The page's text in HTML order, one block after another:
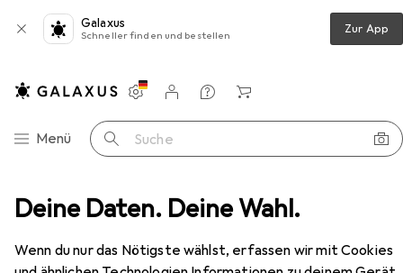
Deine Daten. Deine Wahl.
Wenn du nur das Nötigste wählst, erfassen wir mit Cookies
Galaxus
Schneller finden und bestellen Zur App
Navigation nach Kategorien
Menü Suche
Einstellungen
Kundenkonto
Vergleichslisten
Merklisten
Warenkorb
+ Beistelltisch vidaXL Behonville (2 Stück)
EUR
50,05